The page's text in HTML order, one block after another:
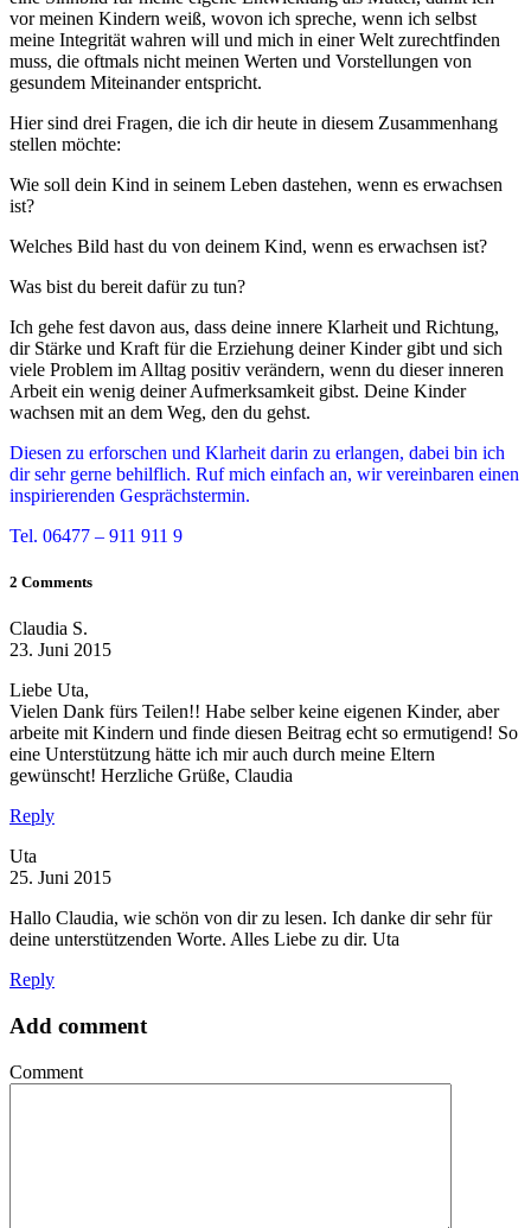
vor meinen Kindern weiß, wovon ich spreche, wenn ich selbst
meine Integrität wahren will und mich in einer Welt zurechtfinden
muss, die oftmals nicht meinen Werten und Vorstellungen von
gesundem Miteinander entspricht.
Hier sind drei Fragen, die ich dir heute in diesem Zusammenhang
stellen möchte:
Wie soll dein Kind in seinem Leben dastehen, wenn es erwachsen
ist?
Welches Bild hast du von deinem Kind, wenn es erwachsen ist?
Was bist du bereit dafür zu tun?
Ich gehe fest davon aus, dass deine innere Klarheit und Richtung,
dir Stärke und Kraft für die Erziehung deiner Kinder gibt und sich
viele Problem im Alltag positiv verändern, wenn du dieser inneren
Arbeit ein wenig deiner Aufmerksamkeit gibst. Deine Kinder
wachsen mit an dem Weg, den du gehst.
Diesen zu erforschen und Klarheit darin zu erlangen, dabei bin ich
dir sehr gerne behilflich. Ruf mich einfach an, wir vereinbaren einen
inspirierenden Gesprächstermin.
Tel. 06477 – 911 911 9
2 Comments
Claudia S.
23. Juni 2015
Liebe Uta,
Vielen Dank fürs Teilen!! Habe selber keine eigenen Kinder, aber
arbeite mit Kindern und finde diesen Beitrag echt so ermutigend! So
eine Unterstützung hätte ich mir auch durch meine Eltern
gewünscht! Herzliche Grüße, Claudia
Reply
Uta
25. Juni 2015
Hallo Claudia, wie schön von dir zu lesen. Ich danke dir sehr für
deine unterstützenden Worte. Alles Liebe zu dir. Uta
Reply
Add comment
Comment